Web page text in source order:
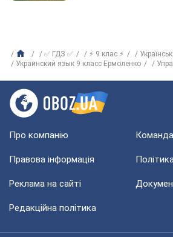
✅ ГДЗ ✅ ⚡ 9 клас ⚡
Украинский язык 9 класс Ермоленко
Про компанію Команда
Правова інформація
Реклама на сайті
Редакційна політика